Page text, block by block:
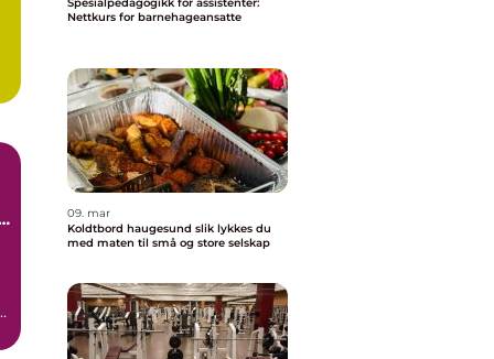
Nettkurs for barnehageansatte
09. mar
Koldtbord haugesund slik lykkes du
med maten til små og store selskap